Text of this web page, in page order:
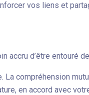
vos liens et
accru d’être entouré
compréhension
en accord avec